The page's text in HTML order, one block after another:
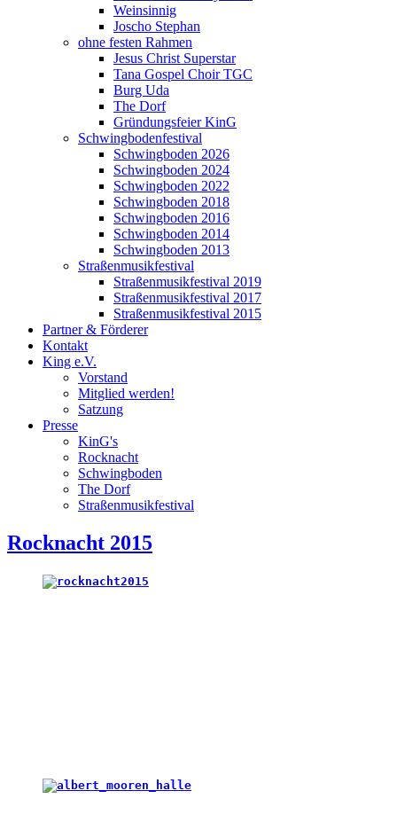
Weinsinnig
Joscho Stephan
ohne festen Rahmen
Jesus Christ Superstar
Tana Gospel Choir TGC
Burg Uda
The Dorf
Gründungsfeier KinG
Schwingbodenfestival
Schwingboden 2026
Schwingboden 2024
Schwingboden 2022
Schwingboden 2018
Schwingboden 2016
Schwingboden 2014
Schwingboden 2013
Straßenmusikfestival
Straßenmusikfestival 2019
Straßenmusikfestival 2017
Straßenmusikfestival 2015
Partner & Förderer
Kontakt
King e.V.
Vorstand
Mitglied werden!
Satzung
Presse
KinG's
Rocknacht
Schwingboden
The Dorf
Straßenmusikfestival
Rocknacht 2015